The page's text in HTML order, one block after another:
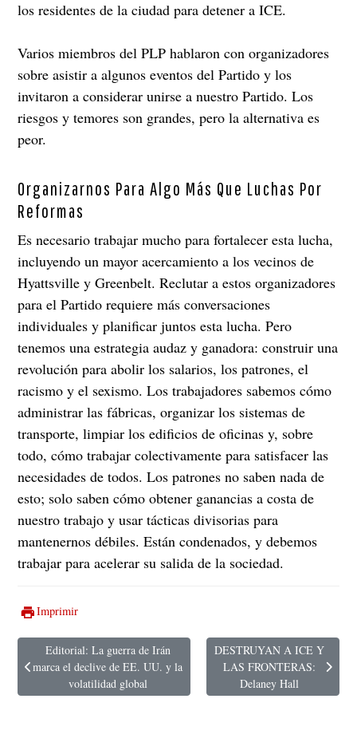
los residentes de la ciudad para detener a ICE.
Varios miembros del PLP hablaron con organizadores
sobre asistir a algunos eventos del Partido y los
invitaron a considerar unirse a nuestro Partido. Los
riesgos y temores son grandes, pero la alternativa es
peor.
Organizarnos Para Algo Más Que Luchas Por
Reformas
Es necesario trabajar mucho para fortalecer esta lucha,
incluyendo un mayor acercamiento a los vecinos de
Hyattsville y Greenbelt. Reclutar a estos organizadores
para el Partido requiere más conversaciones
individuales y planificar juntos esta lucha. Pero
tenemos una estrategia audaz y ganadora: construir una
revolución para abolir los salarios, los patrones, el
racismo y el sexismo. Los trabajadores sabemos cómo
administrar las fábricas, organizar los sistemas de
transporte, limpiar los edificios de oficinas y, sobre
todo, cómo trabajar colectivamente para satisfacer las
necesidades de todos. Los patrones no saben nada de
esto; solo saben cómo obtener ganancias a costa de
nuestro trabajo y usar tácticas divisorias para
mantenernos débiles. Están condenados, y debemos
trabajar para acelerar su salida de la sociedad.
Imprimir
Artículo anterior: Editorial: La guerra de Irán marca el declive de EE.
Editorial: La guerra de Irán
marca el declive de EE. UU. y la
volatilidad global
Artículo siguiente:
DESTRUYAN A ICE Y
LAS FRONTERAS:
Delaney Hall